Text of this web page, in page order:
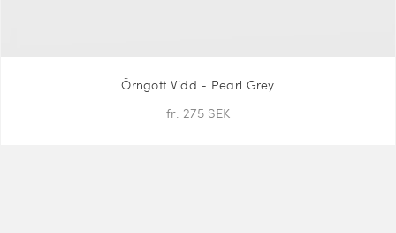
Örngott Vidd - Pearl Grey
fr. 275 SEK